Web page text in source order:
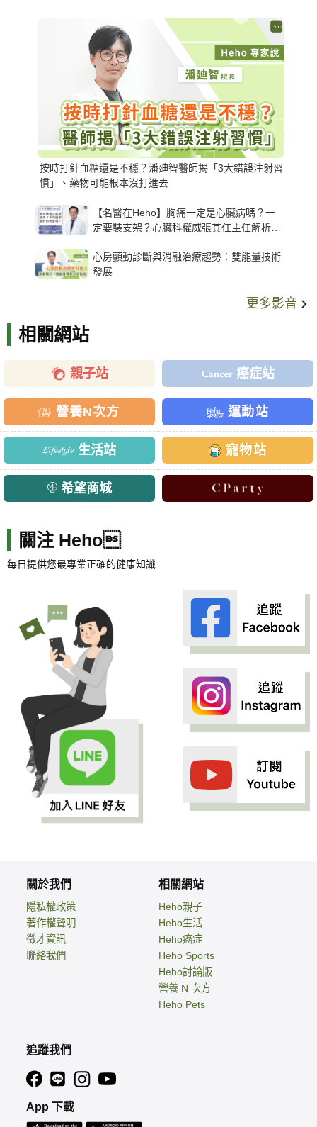
按時打針血糖還是不穩？潘廸智醫師揭「3大錯誤注射習
慣」、藥物可能根本沒打進去
【名醫在Heho】胸痛一定是心臟病嗎？一
定要裝支架？心臟科權威張其任主任解析支
心房顫動診斷與消融治療趨勢：雙能量技術
發展
更多影音
相關網站
親子站 癌症站
營養N次方 運動站
生活站 寵物站
希望商城
關注 Heho
每日提供您最專業正確的健康知識
關於我們
隱私權政策
著作權聲明
徵才資訊
聯絡我們
相關網站
Heho親子
Heho生活
Heho癌症
Heho Sports
Heho討論版
營養 N 次方
Heho Pets
追蹤我們
App 下載